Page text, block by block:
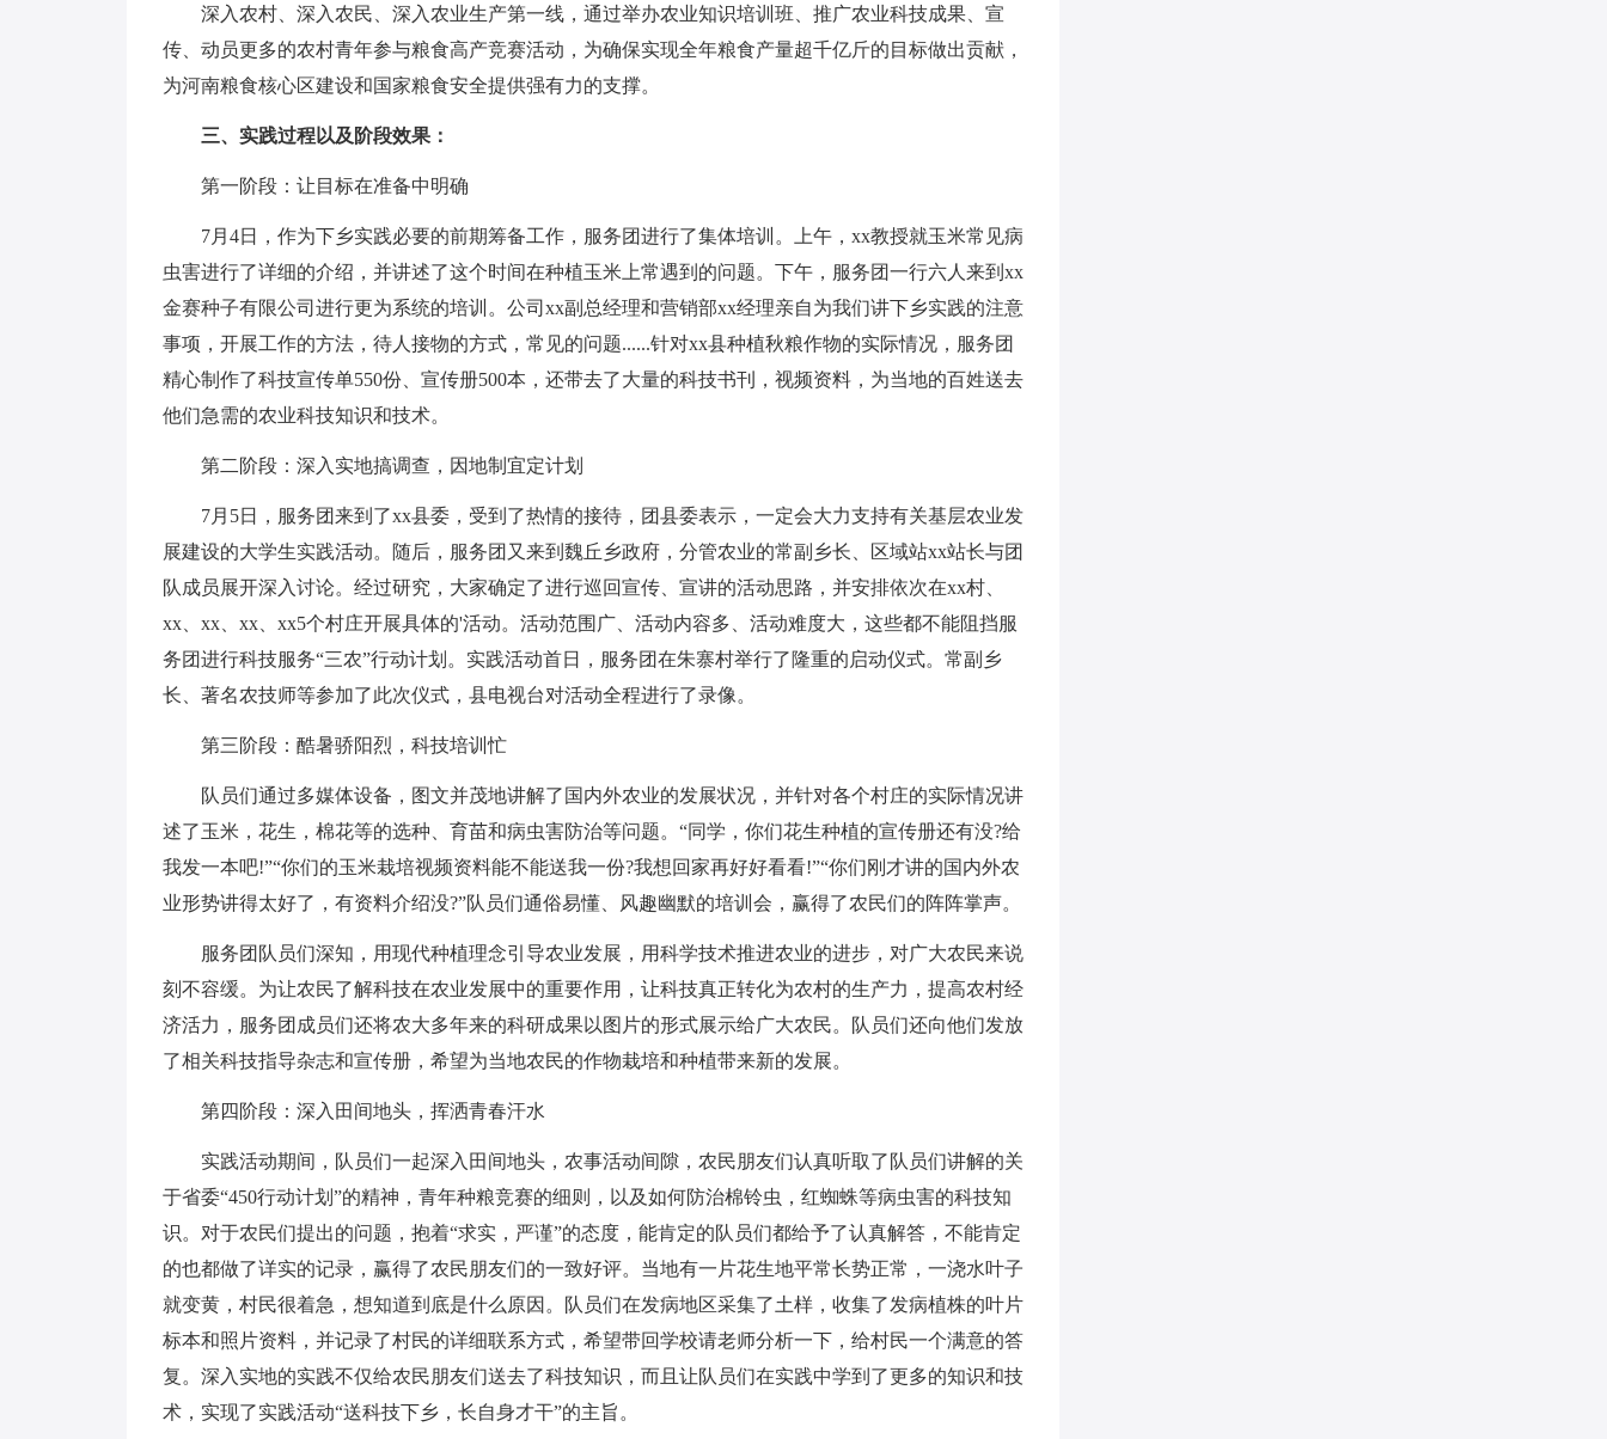
深入农村、深入农民、深入农业生产第一线，通过举办农业知识培训班、推广农业科技成果、宣
传、动员更多的农村青年参与粮食高产竞赛活动，为确保实现全年粮食产量超千亿斤的目标做出贡献，
为河南粮食核心区建设和国家粮食安全提供强有力的支撑。
三、实践过程以及阶段效果：
第一阶段：让目标在准备中明确
7月4日，作为下乡实践必要的前期筹备工作，服务团进行了集体培训。上午，xx教授就玉米常见病
虫害进行了详细的介绍，并讲述了这个时间在种植玉米上常遇到的问题。下午，服务团一行六人来到xx
金赛种子有限公司进行更为系统的培训。公司xx副总经理和营销部xx经理亲自为我们讲下乡实践的注意
事项，开展工作的方法，待人接物的方式，常见的问题......针对xx县种植秋粮作物的实际情况，服务团
精心制作了科技宣传单550份、宣传册500本，还带去了大量的科技书刊，视频资料，为当地的百姓送去
他们急需的农业科技知识和技术。
第二阶段：深入实地搞调查，因地制宜定计划
7月5日，服务团来到了xx县委，受到了热情的接待，团县委表示，一定会大力支持有关基层农业发
展建设的大学生实践活动。随后，服务团又来到魏丘乡政府，分管农业的常副乡长、区域站xx站长与团
队成员展开深入讨论。经过研究，大家确定了进行巡回宣传、宣讲的活动思路，并安排依次在xx村、
xx、xx、xx、xx5个村庄开展具体的'活动。活动范围广、活动内容多、活动难度大，这些都不能阻挡服
务团进行科技服务“三农”行动计划。实践活动首日，服务团在朱寨村举行了隆重的启动仪式。常副乡
长、著名农技师等参加了此次仪式，县电视台对活动全程进行了录像。
第三阶段：酷暑骄阳烈，科技培训忙
队员们通过多媒体设备，图文并茂地讲解了国内外农业的发展状况，并针对各个村庄的实际情况讲
述了玉米，花生，棉花等的选种、育苗和病虫害防治等问题。“同学，你们花生种植的宣传册还有没?给
我发一本吧!”“你们的玉米栽培视频资料能不能送我一份?我想回家再好好看看!”“你们刚才讲的国内外农
业形势讲得太好了，有资料介绍没?”队员们通俗易懂、风趣幽默的培训会，赢得了农民们的阵阵掌声。
服务团队员们深知，用现代种植理念引导农业发展，用科学技术推进农业的进步，对广大农民来说
刻不容缓。为让农民了解科技在农业发展中的重要作用，让科技真正转化为农村的生产力，提高农村经
济活力，服务团成员们还将农大多年来的科研成果以图片的形式展示给广大农民。队员们还向他们发放
了相关科技指导杂志和宣传册，希望为当地农民的作物栽培和种植带来新的发展。
第四阶段：深入田间地头，挥洒青春汗水
实践活动期间，队员们一起深入田间地头，农事活动间隙，农民朋友们认真听取了队员们讲解的关
于省委“450行动计划”的精神，青年种粮竞赛的细则，以及如何防治棉铃虫，红蜘蛛等病虫害的科技知
识。对于农民们提出的问题，抱着“求实，严谨”的态度，能肯定的队员们都给予了认真解答，不能肯定
的也都做了详实的记录，赢得了农民朋友们的一致好评。当地有一片花生地平常长势正常，一浇水叶子
就变黄，村民很着急，想知道到底是什么原因。队员们在发病地区采集了土样，收集了发病植株的叶片
标本和照片资料，并记录了村民的详细联系方式，希望带回学校请老师分析一下，给村民一个满意的答
复。深入实地的实践不仅给农民朋友们送去了科技知识，而且让队员们在实践中学到了更多的知识和技
术，实现了实践活动“送科技下乡，长自身才干”的主旨。